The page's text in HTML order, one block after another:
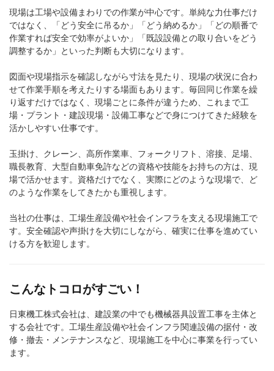
現場は工場や設備まわりでの作業が中心です。単純な力仕事だけ
ではなく、「どう安全に吊るか」「どう納めるか」「どの順番で
作業すれば安全で効率がよいか」「既設設備との取り合いをどう
調整するか」といった判断も大切になります。
図面や現場指示を確認しながら寸法を見たり、現場の状況に合わ
せて作業手順を考えたりする場面もあります。毎回同じ作業を繰
り返すだけではなく、現場ごとに条件が違うため、これまで工
場・プラント・建設現場・設備工事などで身につけてきた経験を
活かしやすい仕事です。
玉掛け、クレーン、高所作業車、フォークリフト、溶接、足場、
職長教育、大型自動車免許などの資格や技能をお持ちの方は、現
場で活かせます。資格だけでなく、実際にどのような現場で、ど
のような作業をしてきたかも重視します。
当社の仕事は、工場生産設備や社会インフラを支える現場施工で
す。安全確認や声掛けを大切にしながら、確実に仕事を進めてい
ける方を歓迎します。
こんなトコロがすごい！
日東機工株式会社は、建設業の中でも機械器具設置工事を主体と
する会社です。工場生産設備や社会インフラ関連設備の据付・改
修・撤去・メンテナンスなど、現場施工を中心に事業を行ってい
ます。